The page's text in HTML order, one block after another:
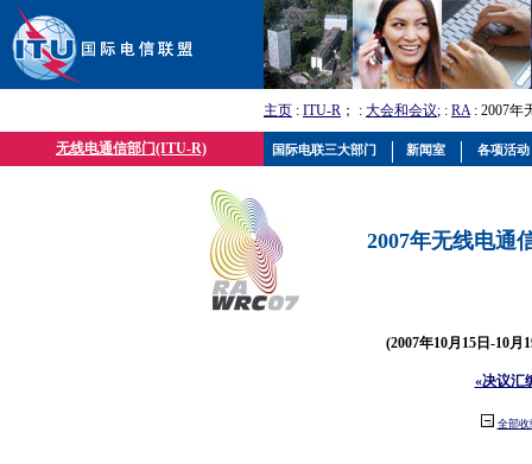
主页 : ITU-R ； : 大会和会议; : RA: 2007年
无线电通信部门(ITU-R)
2007年无线电通
(2007年10月15日-10月
«决议汇
全部收
国际电联三大部门 新闻室 各项活动